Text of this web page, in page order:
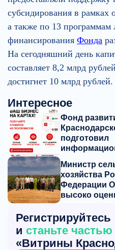
субсидирования в рамках
а также по 13 программам
финансирования Фонда
На сегодняшний день
составляет 8,2 млрд
достигнет 10 млрд рублей.
Интересное
Фонд
подготовил
поддержки
Министр
хозяйства
Федерации
высоко
агродрона
Регистрируйтесь
и станьте частью
«Витрины